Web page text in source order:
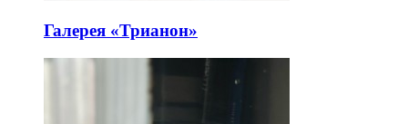
Галерея «Трианон»